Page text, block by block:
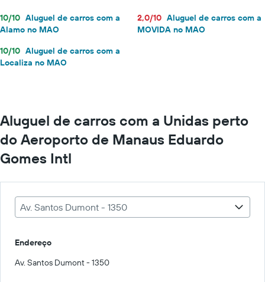
10/10 Aluguel de carros com a
Alamo no MAO
2,0/10 Aluguel de carros com a
MOVIDA no MAO
10/10 Aluguel de carros com a
Localiza no MAO
Aluguel de carros com a Unidas perto
do Aeroporto de Manaus Eduardo
Gomes Intl
Av. Santos Dumont - 1350
Endereço
Av. Santos Dumont - 1350